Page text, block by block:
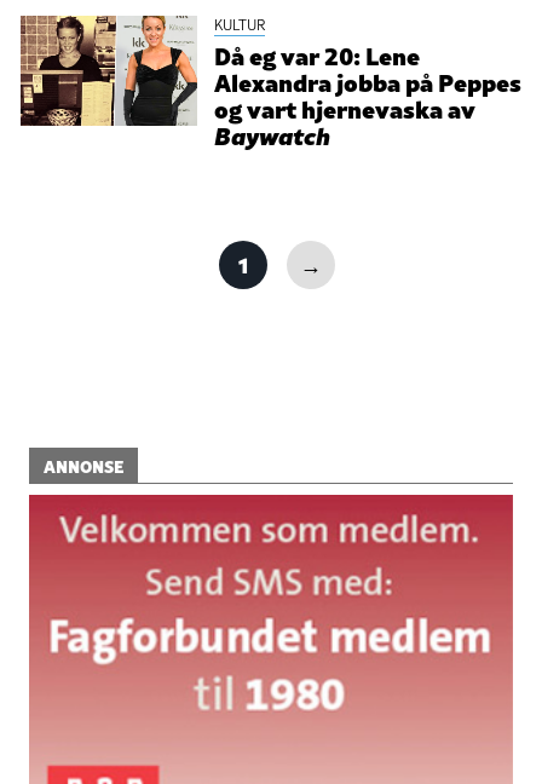
KULTUR
Då eg var 20: Lene
Alexandra jobba på Peppes
og vart hjernevaska av
Baywatch
1 →
ANNONSE